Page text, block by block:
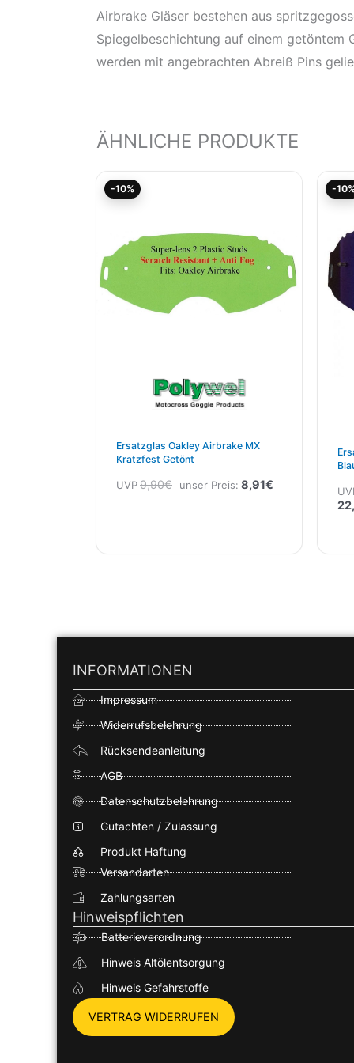
Airbrake Gläser bestehen aus
Spiegelbeschichtung auf einem getöntem
werden mit angebrachten Abreiß Pins
ÄHNLICHE PRODUKTE
-10%
Ersatzglas Oakley Airbrake MX
Kratzfest Getönt
UVP9,90€ unser Preis: 8,91€
-
INFORMATIONEN
Impressum
Widerrufsbelehrung
Rücksendeanleitung
AGB
Datenschutzbelehrung
Gutachten / Zulassung
Produkt Haftung
Versandarten
Zahlungsarten
Hinweispflichten
Batterieverordnung
Hinweis Altölentsorgung
Hinweis Gefahrstoffe
VERTRAG WIDERRUFEN